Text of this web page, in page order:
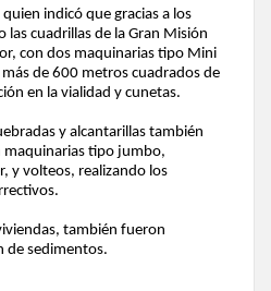
indicó que gracias a los
las cuadrillas de la Gran Misión
con dos maquinarias tipo Mini
de 600 metros cuadrados de
en la vialidad y cunetas.
y alcantarillas también
maquinarias tipo jumbo,
y volteos, realizando los
también fueron
de sedimentos.